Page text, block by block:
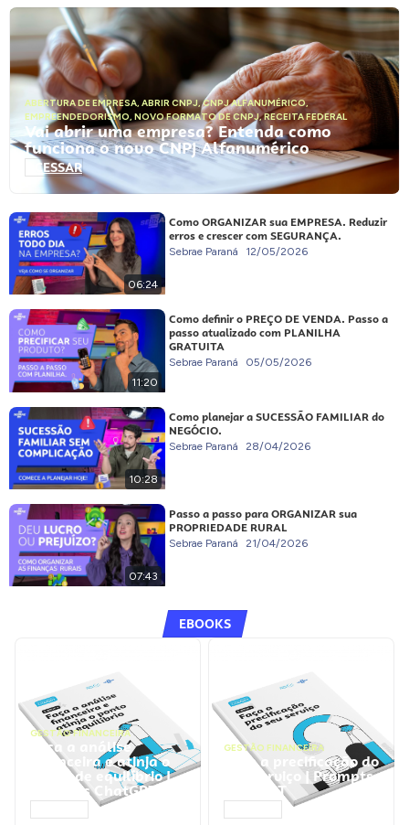
ABERTURA DE EMPRESA, ABRIR CNPJ,CNPJ ALFANUMÉRICO,
EMPREENDEDORISMO, NOVO FORMATO DE CNPJ,RECEITA FEDERAL
Vai abrir uma empresa? Entenda como
funciona o novo CNPJ Alfanumérico
ACESSAR
06:24
Como ORGANIZAR sua EMPRESA. Reduzir
erros e crescer com SEGURANÇA.
Sebrae Paraná 12/05/2026
11:20
Como definir o PREÇO DE VENDA. Passo a
passo atualizado com PLANILHA
GRATUITA
Sebrae Paraná 05/05/2026
10:28
Como planejar a SUCESSÃO FAMILIAR do
NEGÓCIO.
Sebrae Paraná 28/04/2026
07:43
Passo a passo para ORGANIZAR sua
PROPRIEDADE RURAL
Sebrae Paraná 21/04/2026
EBOOKS
GESTÃO FINANCEIRA
Faça a análise
financeira e atinja o
ponto de equilíbrio |
Prompts ChatGPT
GESTÃO FINANCEIRA
Faça a precificação do
seu serviço | Prompts
ChatGPT